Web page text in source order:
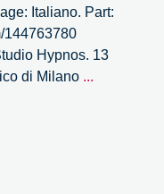
Italiano. Part:
144763780
Hypnos. 13
di Milano ...